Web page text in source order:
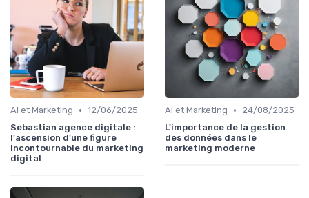
AI et Marketing • 12/06/2025
Sebastian agence digitale :
l'ascension d'une figure
incontournable du marketing
digital
AI et Marketing •
24/08/2025
L'importance de la gestion
des données dans le
marketing moderne